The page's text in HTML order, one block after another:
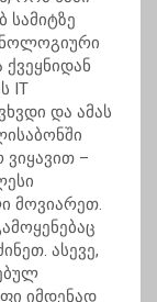
სამიტზე
IT
და ამას
–
მოვიარეთ.
ასევე,
იმდენად